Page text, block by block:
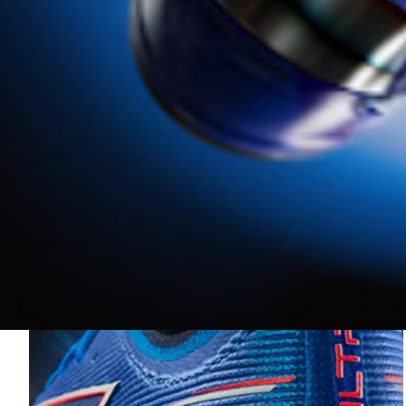
UNA NUEVA COLECCIÓN DE